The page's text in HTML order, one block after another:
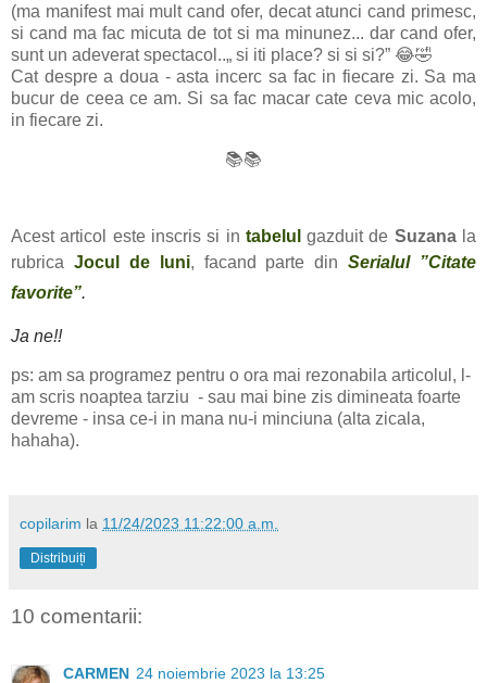
(ma manifest mai mult cand ofer, decat atunci cand primesc,
si cand ma fac micuta de tot si ma minunez... dar cand ofer,
sunt un adeverat spectacol..„ si iti place? si si si?” 😂🤣
Cat despre a doua - asta incerc sa fac in fiecare zi. Sa ma
bucur de ceea ce am. Si sa fac macar cate ceva mic acolo,
in fiecare zi.
📚📚
Acest articol este inscris si in tabelul gazduit de Suzana la
rubrica Jocul de luni, facand parte dinSerialul ”Citate
favorite”.
Ja ne!!
ps: am sa programez pentru o ora mai rezonabila articolul, l-
am scris noaptea tarziu - sau mai bine zis dimineata foarte
devreme - insa ce-i in mana nu-i minciuna (alta zicala,
hahaha).
copilarim la 11/24/2023 11:22:00 a.m.
Distribuiți
10 comentarii:
CARMEN 24 noiembrie 2023 la 13:25